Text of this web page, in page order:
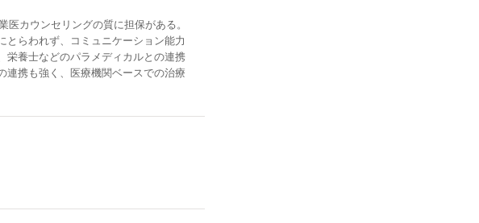
カウンセリングの質に担保がある。
らわれず、コミュニケーション能力
栄養士などのパラメディカルとの連携
連携も強く、医療機関ベースでの治療
的に進める
ことで、産業医の業務を効率化。
スし、進行管理を主体的に手際よく
とを重要な経営課題ととらえる。健
未病管理をアドバイス。営業マンな